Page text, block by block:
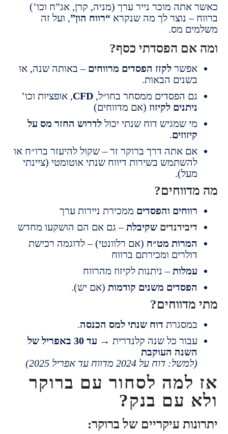
מוכר נייר ערך (מניה, קרן, אג”ח וכו’)
– נוצר לך מה שנקרא “רווח הון”, ועל זה
מס.
הפסדתי כסף?
אפשר לקזז הפסדים מרווחים – באותה שנה, או
בשנים הבאות.
גם הפסדים ממסחר בחו״ל,CFD, אופציות וכו’
ניתנים לקיזוז(אם מדווחים)
מי שמגיש דוח שנתי יכוללדרוש החזר מס על
אם אתה דרך ברוקר זר – שקול להיעזר ברו״ח או
להשתמש בשירות דיווח שנתי אוטומטי (ציינתי
רווחים והפסדיםממכירת ניירות ערך
דיבידנדיםשקיבלת – גם אם הם הושקעו מחדש
המרות מט״ח(אם רלוונטי) – לדוגמה רכישת
דולרים ומכירתם ברווח
עמלות – ניתנות לקיזוז מהרווח
הפסדים משנים קודמות (אם יש).
במסגרתדוח שנתי למס הכנסה.
עבור כל שנה קלנדרית →
עד 30 באפריל של
השנה העוקבת
(למשל: דוח על 2024 מדווח עד אפריל 2025)
לסחור עם ברוקר
עם בנק?
עיקריים של ברוקר: